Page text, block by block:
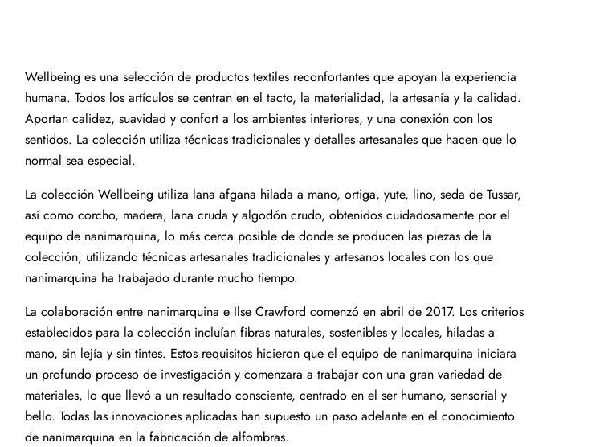
Wellbeing es una selección de productos textiles reconfortantes que apoyan la experiencia
humana. Todos los artículos se centran en el tacto, la materialidad, la artesanía y la calidad.
Aportan calidez, suavidad y confort a los ambientes interiores, y una conexión con los
sentidos. La colección utiliza técnicas tradicionales y detalles artesanales que hacen que lo
normal sea especial.
La colección Wellbeing utiliza lana afgana hilada a mano, ortiga, yute, lino, seda de Tussar,
así como corcho, madera, lana cruda y algodón crudo, obtenidos cuidadosamente por el
equipo de nanimarquina, lo más cerca posible de donde se producen las piezas de la
colección, utilizando técnicas artesanales tradicionales y artesanos locales con los que
nanimarquina ha trabajado durante mucho tiempo.
La colaboración entre nanimarquina e Ilse Crawford comenzó en abril de 2017. Los criterios
establecidos para la colección incluían fibras naturales, sostenibles y locales, hiladas a
mano, sin lejía y sin tintes. Estos requisitos hicieron que el equipo de nanimarquina iniciara
un profundo proceso de investigación y comenzara a trabajar con una gran variedad de
materiales, lo que llevó a un resultado consciente, centrado en el ser humano, sensorial y
bello. Todas las innovaciones aplicadas han supuesto un paso adelante en el conocimiento
de nanimarquina en la fabricación de alfombras.